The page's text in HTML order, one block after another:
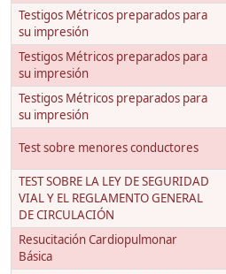
Testigos Métricos preparados para
su impresión
Testigos Métricos preparados para
su impresión
Testigos Métricos preparados para
su impresión
Test sobre menores conductores
TEST SOBRE LA LEY DE SEGURIDAD
VIAL Y EL REGLAMENTO GENERAL
DE CIRCULACIÓN
Resucitación Cardiopulmonar
Básica